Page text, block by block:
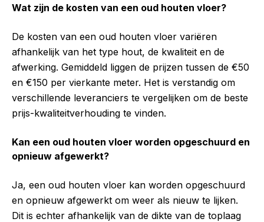
Wat zijn de kosten van een oud houten vloer?
De kosten van een oud houten vloer variëren
afhankelijk van het type hout, de kwaliteit en de
afwerking. Gemiddeld liggen de prijzen tussen de €50
en €150 per vierkante meter. Het is verstandig om
verschillende leveranciers te vergelijken om de beste
prijs-kwaliteitverhouding te vinden.
Kan een oud houten vloer worden opgeschuurd en
opnieuw afgewerkt?
Ja, een oud houten vloer kan worden opgeschuurd
en opnieuw afgewerkt om weer als nieuw te lijken.
Dit is echter afhankelijk van de dikte van de toplaag